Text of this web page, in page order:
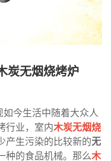
炭无烟烧烤炉
今生活中随着大众人
行业，室内木炭无烟烧
产生污染的比较新的无
种的食品机械。那么木